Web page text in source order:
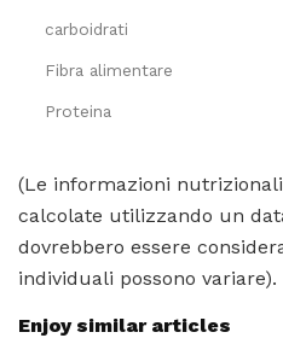
carboidrati
Fibra alimentare
Proteina
(Le informazioni
calcolate utilizzando un
dovrebbero essere
individuali possono variare).
Enjoy similar articles